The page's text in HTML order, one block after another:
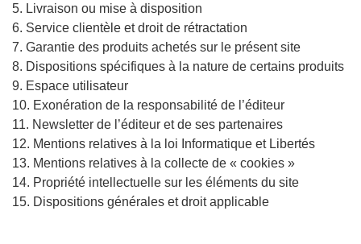
5. Livraison ou mise à disposition
6. Service clientèle et droit de rétractation
7. Garantie des produits achetés sur le présent site
8. Dispositions spécifiques à la nature de certains produits
9. Espace utilisateur
10. Exonération de la responsabilité de l’éditeur
11. Newsletter de l’éditeur et de ses partenaires
12. Mentions relatives à la loi Informatique et Libertés
13. Mentions relatives à la collecte de « cookies »
14. Propriété intellectuelle sur les éléments du site
15. Dispositions générales et droit applicable